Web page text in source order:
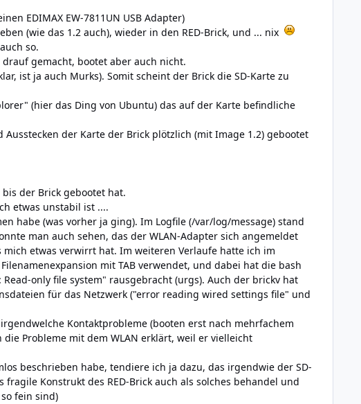
EDIMAX EW-7811UN USB Adapter)
(wie das 1.2 auch), wieder in den RED-Brick, und ... nix
so.
gemacht, bootet aber auch nicht.
ist ja auch Murks). Somit scheint der Brick die SD-Karte zu
(hier das Ding von Ubuntu) das auf der Karte befindliche
der Karte der Brick plötzlich (mit Image 1.2) gebootet
der Brick gebootet hat.
etwas unstabil ist ....
habe (was vorher ja ging). Im Logfile (/var/log/message) stand
man auch sehen, das der WLAN-Adapter sich angemeldet
etwas verwirrt hat. Im weiteren Verlaufe hatte ich im
mit TAB verwendet, und dabei hat die bash
only file system" rausgebracht (urgs). Auch der brickv hat
für das Netzwerk ("error reading wired settings file" und
Kontaktprobleme (booten erst nach mehrfachem
Probleme mit dem WLAN erklärt, weil er vielleicht
beschrieben habe, tendiere ich ja dazu, das irgendwie der SD-
Konstrukt des RED-Brick auch als solches behandel und
fein sind)